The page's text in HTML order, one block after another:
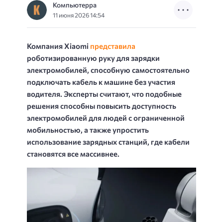
Компьютерра
11 июня 2026 14:54
Компания Xiaomi представила
роботизированную руку для зарядки
электромобилей, способную самостоятельно
подключать кабель к машине без участия
водителя. Эксперты считают, что подобные
решения способны повысить доступность
электромобилей для людей с ограниченной
мобильностью, а также упростить
использование зарядных станций, где кабели
становятся все массивнее.